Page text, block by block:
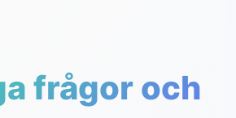
frågor och